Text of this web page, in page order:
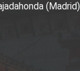
(Madrid)